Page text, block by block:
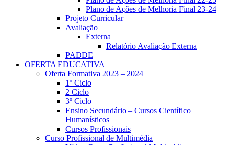
Plano de Ações de Melhoria Final 23-24
Projeto Curricular
Avaliação
Externa
Relatório Avaliação Externa
PADDE
OFERTA EDUCATIVA
Oferta Formativa 2023 – 2024
1º Ciclo
2 Ciclo
3º Ciclo
Ensino Secundário – Cursos Científico
Humanísticos
Cursos Profissionais
Curso Profissional de Multimédia